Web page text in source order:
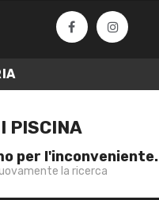
PISCINA
per l'inconveniente.
la ricerca